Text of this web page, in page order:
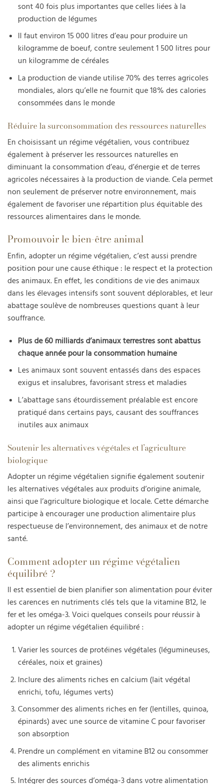
sont 40 fois plus importantes que celles liées à la
production de légumes
Il faut environ 15 000 litres d’eau pour produire un
kilogramme de boeuf, contre seulement 1 500 litres pour
un kilogramme de céréales
La production de viande utilise 70% des terres agricoles
mondiales, alors qu’elle ne fournit que 18% des calories
consommées dans le monde
Réduire la surconsommation des ressources naturelles
En choisissant un régime végétalien, vous contribuez
également à préserver les ressources naturelles en
diminuant la consommation d’eau, d’énergie et de terres
agricoles nécessaires à la production de viande. Cela permet
non seulement de préserver notre environnement, mais
également de favoriser une répartition plus équitable des
ressources alimentaires dans le monde.
Promouvoir le bien-être animal
Enfin, adopter un régime végétalien, c’est aussi prendre
position pour une cause éthique : le respect et la protection
des animaux. En effet, les conditions de vie des animaux
dans les élevages intensifs sont souvent déplorables, et leur
abattage soulève de nombreuses questions quant à leur
souffrance.
Plus de 60 milliards d’animaux terrestres sont abattus
chaque année pour la consommation humaine
Les animaux sont souvent entassés dans des espaces
exigus et insalubres, favorisant stress et maladies
L’abattage sans étourdissement préalable est encore
pratiqué dans certains pays, causant des souffrances
inutiles aux animaux
Soutenir les alternatives végétales et l’agriculture
biologique
Adopter un régime végétalien signifie également soutenir
les alternatives végétales aux produits d’origine animale,
ainsi que l’agriculture biologique et locale. Cette démarche
participe à encourager une production alimentaire plus
respectueuse de l’environnement, des animaux et de notre
santé.
Comment adopter un régime végétalien
équilibré ?
Il est essentiel de bien planifier son alimentation pour éviter
les carences en nutriments clés tels que la vitamine B12, le
fer et les oméga-3. Voici quelques conseils pour réussir à
adopter un régime végétalien équilibré :
Varier les sources de protéines végétales (légumineuses,
céréales, noix et graines)
Inclure des aliments riches en calcium (lait végétal
enrichi, tofu, légumes verts)
Consommer des aliments riches en fer (lentilles, quinoa,
épinards) avec une source de vitamine C pour favoriser
son absorption
Prendre un complément en vitamine B12 ou consommer
des aliments enrichis
Intégrer des sources d’oméga-3 dans votre alimentation